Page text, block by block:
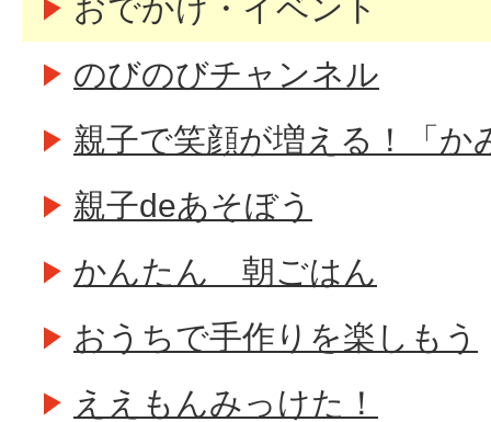
おでかけ・イベント
のびのびチャンネル
親子で笑顔が増える！「か
親子deあそぼう
かんたん 朝ごはん
おうちで手作りを楽しもう
ええもんみっけた！